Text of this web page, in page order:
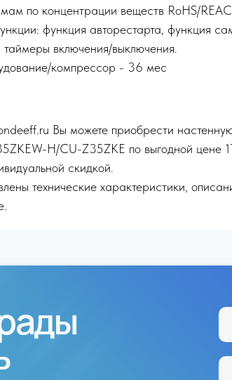
по концентрации веществ RoHS/
функция авторестарта, функция
включения/выключения.
компрессор - 36 мес
Вы можете приобрести
H/CU-Z35ZKE по выгодной цене
скидкой.
технические характеристики,